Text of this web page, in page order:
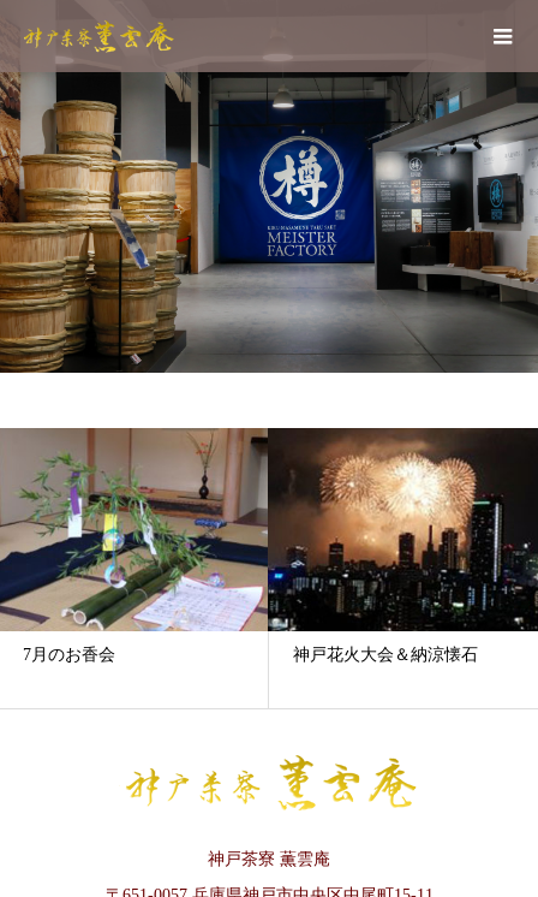
7月のお香会 神戸花火大会＆納涼懐石
神戸茶寮 薫雲庵